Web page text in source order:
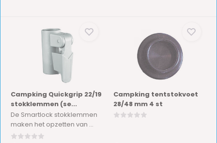
Campking Quickgrip 22/19
stokklemmen (se...
De Smartlock stokklemmen
maken het opzetten van ...
Campking tentstokvoet
28/48 mm 4 st